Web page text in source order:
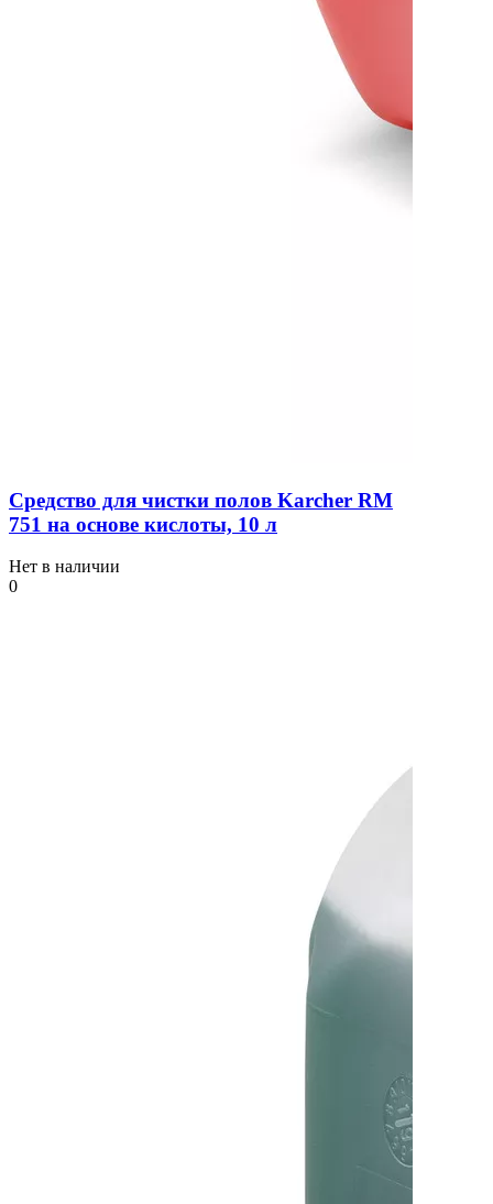
Средство для чистки полов Karcher RM
751 на основе кислоты, 10 л
Нет в наличии
0